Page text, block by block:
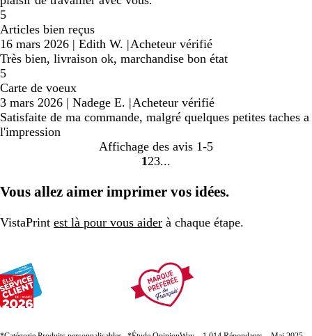
5
Articles bien reçus
16 mars 2026 | Edith W. |Acheteur vérifié
Très bien, livraison ok, marchandise bon état
5
Carte de voeux
3 mars 2026 | Nadege E. |Acheteur vérifié
Satisfaite de ma commande, malgré quelques petites taches a
l'impression
Affichage des avis 1-5
Accéder
la
1 Accéder
la
2 Accéder
la
3
Vous allez aimer imprimer vos idées.
VistaPrint est là pour vous aider à chaque étape.